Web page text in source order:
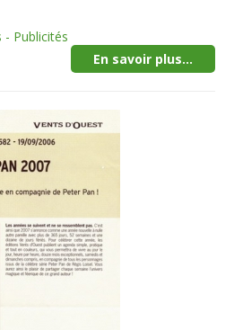
Publicités
En savoir plus...